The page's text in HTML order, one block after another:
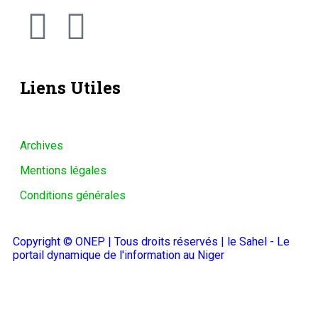
Liens Utiles
Archives
Mentions légales
Conditions générales
Copyright © ONEP | Tous droits réservés | le Sahel - Le
portail dynamique de l'information au Niger